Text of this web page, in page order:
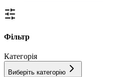
Фільтр
Категорія
Виберіть категорію